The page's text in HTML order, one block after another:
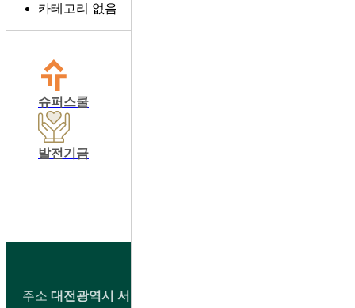
카테고리 없음
슈퍼스쿨
발전기금
주소 대전광역시 서구 오량1길 98 대전대신고등학교